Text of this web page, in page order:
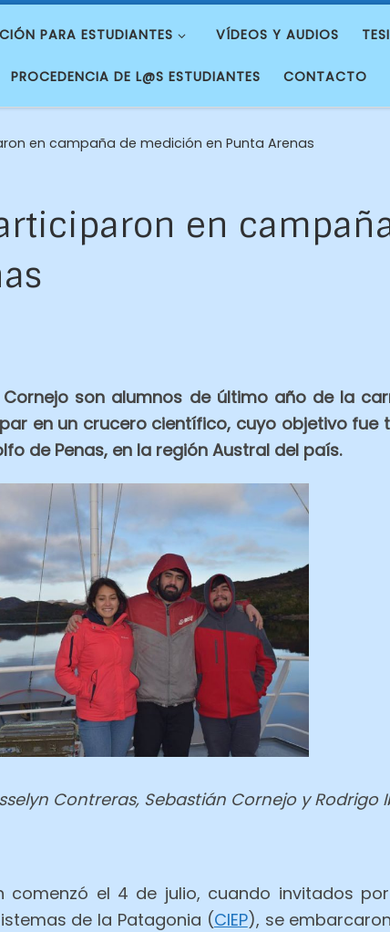
PARA ESTUDIANTES VÍDEOS Y AUDIOS
PROCEDENCIA DE L@S ESTUDIANTES CONTACTO
en campaña de medición en Punta Arenas
en
son alumnos de último año de la
en un crucero científico, cuyo objetivo fue
de Penas, en la región Austral del país.
Contreras, Sebastián Cornejo y Rodrigo
comenzó el 4 de julio, cuando invitados
de la Patagonia (CIEP), se